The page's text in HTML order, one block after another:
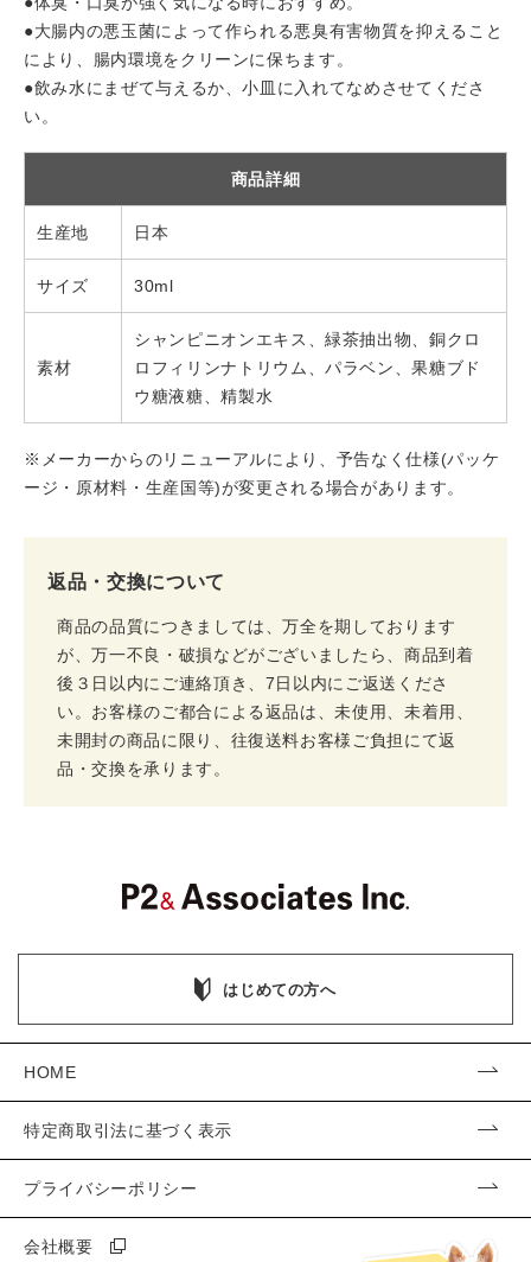
●大腸内の悪玉菌によって作られる悪臭有害物質を抑えること
により、腸内環境をクリーンに保ちます。
●飲み水にまぜて与えるか、小皿に入れてなめさせてくださ
い。
商品詳細
生産地 日本
サイズ 30ml
素材
シャンピニオンエキス、緑茶抽出物、銅クロ
ロフィリンナトリウム、パラベン、果糖ブド
ウ糖液糖、精製水
※メーカーからのリニューアルにより、予告なく仕様(パッケ
ージ・原材料・生産国等)が変更される場合があります。
返品・交換について
商品の品質につきましては、万全を期しております
が、万一不良・破損などがございましたら、商品到着
後３日以内にご連絡頂き、7日以内にご返送くださ
い。お客様のご都合による返品は、未使用、未着用、
未開封の商品に限り、往復送料お客様ご負担にて返
品・交換を承ります。
はじめての方へ
HOME
特定商取引法に基づく表示
プライバシーポリシー
会社概要